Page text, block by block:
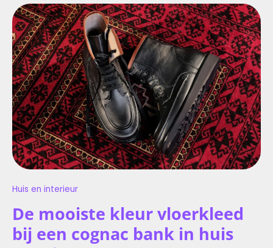
Huis en interieur
De mooiste kleur vloerkleed
bij een cognac bank in huis
DE
MOOISTE
KLEUR
VLOERKLEED
BIJ
EEN
COGNAC
BANK
IN
HUIS